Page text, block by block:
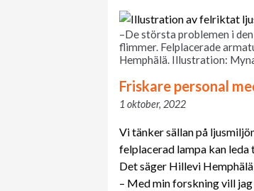
–De största problemen i
flimmer. Felplacerade
Hemphälä. Illustration:
Friskare personal
1 oktober, 2022
Vi tänker sällan på
felplacerad lampa kan leda
Det säger Hillevi
– Med min forskning vill